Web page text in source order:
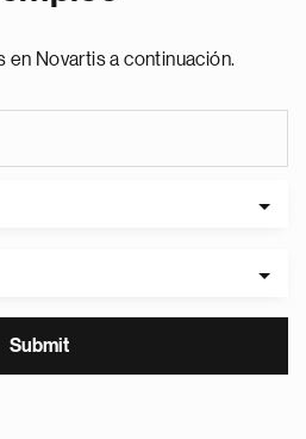
Novartis a continuación.